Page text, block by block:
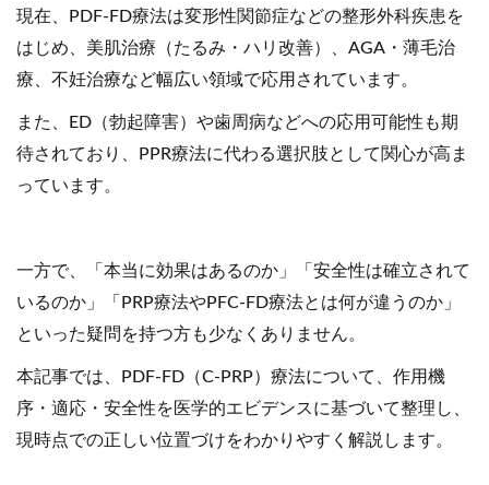
現在、PDF-FD療法は変形性関節症などの整形外科疾患を
はじめ、美肌治療（たるみ・ハリ改善）、AGA・薄毛治
療、不妊治療など幅広い領域で応用されています。
また、ED（勃起障害）や歯周病などへの応用可能性も期
待されており、PPR療法に代わる選択肢として関心が高ま
っています。
一方で、「本当に効果はあるのか」「安全性は確立されて
いるのか」「PRP療法やPFC-FD療法とは何が違うのか」
といった疑問を持つ方も少なくありません。
本記事では、PDF-FD（C-PRP）療法について、作用機
序・適応・安全性を医学的エビデンスに基づいて整理し、
現時点での正しい位置づけをわかりやすく解説します。